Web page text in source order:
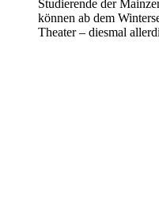
Studierende der
können ab dem
Theater – diesmal